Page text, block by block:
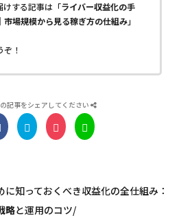
けする記事は「ライバー収益化の手
市場規模から見る稼ぎ方の仕組み」
ぞ！
記事をシェアしてください
に知っておくべき収益化の全仕組み：
略と運用のコツ/